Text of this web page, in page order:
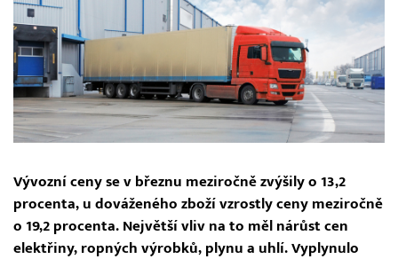
Vývozní ceny se v březnu meziročně zvýšily o 13,2
procenta, u dováženého zboží vzrostly ceny meziročně
o 19,2 procenta. Největší vliv na to měl nárůst cen
elektřiny, ropných výrobků, plynu a uhlí. Vyplynulo